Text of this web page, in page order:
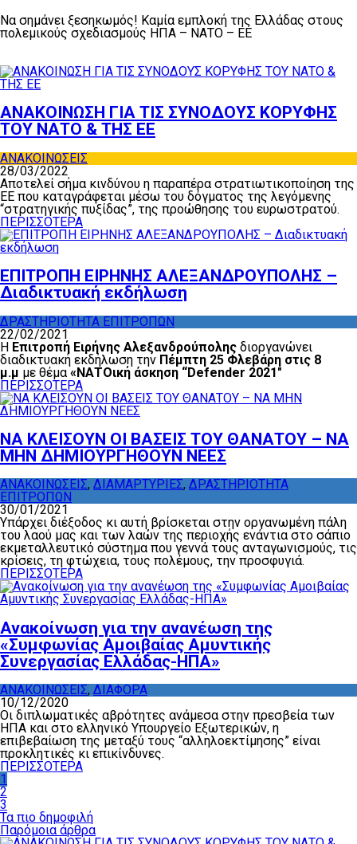
Να σημάνει ξεσηκωμός! Καμία εμπλοκή της Ελλάδας στους
πολεμικούς σχεδιασμούς ΗΠΑ – ΝΑΤΟ – ΕΕ
ΑΝΑΚΟΙΝΩΣΗ ΓΙΑ ΤΙΣ ΣΥΝΟΔΟΥΣ ΚΟΡΥΦΗΣ
ΤΟΥ ΝΑΤΟ & ΤΗΣ ΕΕ
ΑΝΑΚΟΙΝΩΣΕΙΣ
28/03/2022
Αποτελεί σήμα κινδύνου η παραπέρα στρατιωτικοποίηση της
ΕΕ που καταγράφεται μέσω του δόγματος της λεγόμενης
“στρατηγικής πυξίδας”, της προώθησης του ευρωστρατού.
ΠΕΡΙΣΣΟΤΕΡΑ
ΕΠΙΤΡΟΠΗ ΕΙΡΗΝΗΣ ΑΛΕΞΑΝΔΡΟΥΠΟΛΗΣ –
Διαδικτυακή εκδήλωση
ΔΡΑΣΤΗΡΙΟΤΗΤΑ ΕΠΙΤΡΟΠΩΝ
22/02/2021
Η Επιτροπή Ειρήνης Αλεξανδρούπολης διοργανώνει
διαδικτυακή εκδήλωση την Πέμπτη 25 Φλεβάρη στις 8
μ.μ με θέμα «ΝΑΤΟική άσκηση “Defender 2021″
ΠΕΡΙΣΣΟΤΕΡΑ
ΝΑ ΚΛΕΙΣΟΥΝ ΟΙ ΒΑΣΕΙΣ ΤΟΥ ΘΑΝΑΤΟΥ – ΝΑ
ΜΗΝ ΔΗΜΙΟΥΡΓΗΘΟΥΝ ΝΕΕΣ
ΑΝΑΚΟΙΝΩΣΕΙΣ, ΔΙΑΜΑΡΤΥΡΙΕΣ, ΔΡΑΣΤΗΡΙΟΤΗΤΑ
ΕΠΙΤΡΟΠΩΝ
30/01/2021
Υπάρχει διέξοδος κι αυτή βρίσκεται στην οργανωμένη πάλη
του λαού μας και των λαών της περιοχής ενάντια στο σάπιο
εκμεταλλευτικό σύστημα που γεννά τους ανταγωνισμούς, τις
κρίσεις, τη φτώχεια, τους πολέμους, την προσφυγιά.
ΠΕΡΙΣΣΟΤΕΡΑ
Ανακοίνωση για την ανανέωση της
«Συμφωνίας Αμοιβαίας Αμυντικής
Συνεργασίας Ελλάδας-ΗΠΑ»
ΑΝΑΚΟΙΝΩΣΕΙΣ, ΔΙΑΦΟΡΑ
10/12/2020
Οι διπλωματικές αβρότητες ανάμεσα στην πρεσβεία των
ΗΠΑ και στο ελληνικό Υπουργείο Εξωτερικών, η
επιβεβαίωση της μεταξύ τους “αλληλοεκτίμησης” είναι
προκλητικές κι επικίνδυνες.
ΠΕΡΙΣΣΟΤΕΡΑ
1
2
3
Τα πιο δημοφιλή
Παρόμοια άρθρα